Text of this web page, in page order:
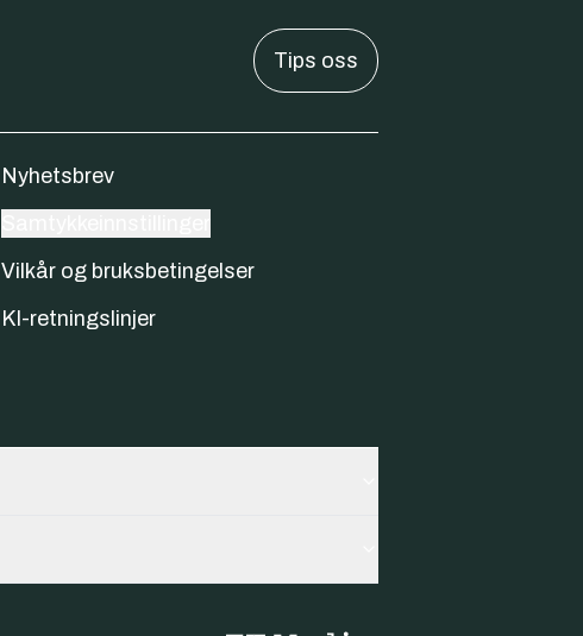
Tips oss
Nyhetsbrev
Vilkår og bruksbetingelser
KI-retningslinjer